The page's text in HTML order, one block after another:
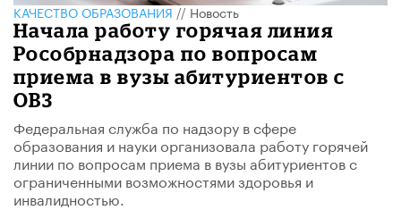
КАЧЕСТВО ОБРАЗОВАНИЯ//Новость
Начала работу горячая линия
Рособрнадзора по вопросам
приема в вузы абитуриентов с
ОВЗ
Федеральная служба по надзору в сфере
образования и науки организовала работу горячей
линии по вопросам приема в вузы абитуриентов с
ограниченными возможностями здоровья и
инвалидностью.